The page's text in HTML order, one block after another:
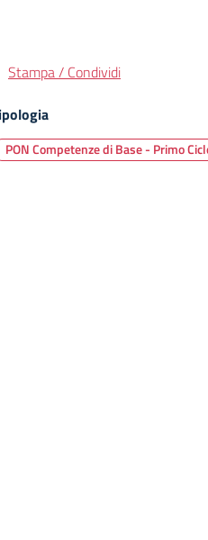
Stampa / Condividi
PON Competenze di Base - Primo